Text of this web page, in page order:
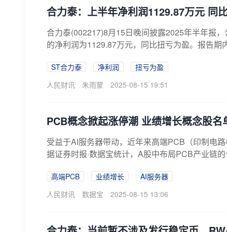
合力泰：上半年净利润1129.87万元 同
合力泰(002217)8月15日晚间披露2025年半年报
的净利润为1129.87万元，同比扭亏为盈。报告期
ST合力泰 净利润
扭亏为盈
人民财讯
朱雨蒙 2025-08-15 19:51
PCB概念掀起涨停潮 业绩增长概念股名
受益于AI服务器带动，近年来高端PCB（印制电
据证券时报·数据宝统计，A股中布局PCB产业链
高端PCB 业绩增长
AI服务器
人民财讯
数据宝 2025-08-15 13:06